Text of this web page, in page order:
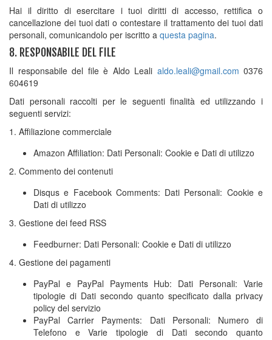
Hai il diritto di esercitare i tuoi diritti di accesso, rettifica o
cancellazione dei tuoi dati o contestare il trattamento dei tuoi dati
personali, comunicandolo per iscritto a questa pagina.
8. RESPONSABILE DEL FILE
Il responsabile del file è Aldo Leali aldo.leali@gmail.com 0376
604619
Dati personali raccolti per le seguenti finalità ed utilizzando i
seguenti servizi:
1. Affiliazione commerciale
Amazon Affiliation: Dati Personali: Cookie e Dati di utilizzo
2. Commento dei contenuti
Disqus e Facebook Comments: Dati Personali: Cookie e
Dati di utilizzo
3. Gestione dei feed RSS
Feedburner: Dati Personali: Cookie e Dati di utilizzo
4. Gestione dei pagamenti
PayPal e PayPal Payments Hub: Dati Personali: Varie
tipologie di Dati secondo quanto specificato dalla privacy
policy del servizio
PayPal Carrier Payments: Dati Personali: Numero di
Telefono e Varie tipologie di Dati secondo quanto